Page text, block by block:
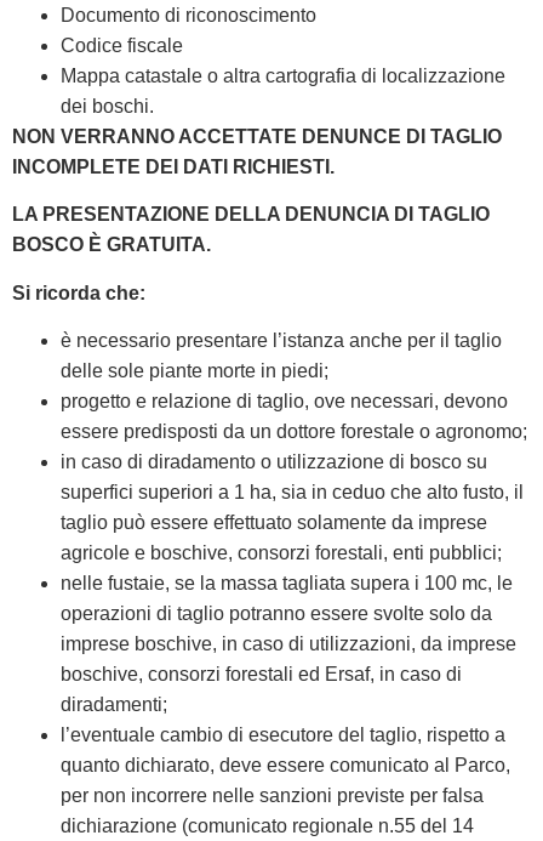
Documento di riconoscimento
Codice fiscale
Mappa catastale o altra cartografia di localizzazione
dei boschi.
NON VERRANNO ACCETTATE DENUNCE DI TAGLIO
INCOMPLETE DEI DATI RICHIESTI.
LA PRESENTAZIONE DELLA DENUNCIA DI TAGLIO
BOSCO È GRATUITA.
Si ricorda che:
è necessario presentare l’istanza anche per il taglio
delle sole piante morte in piedi;
progetto e relazione di taglio, ove necessari, devono
essere predisposti da un dottore forestale o agronomo;
in caso di diradamento o utilizzazione di bosco su
superfici superiori a 1 ha, sia in ceduo che alto fusto, il
taglio può essere effettuato solamente da imprese
agricole e boschive, consorzi forestali, enti pubblici;
nelle fustaie, se la massa tagliata supera i 100 mc, le
operazioni di taglio potranno essere svolte solo da
imprese boschive, in caso di utilizzazioni, da imprese
boschive, consorzi forestali ed Ersaf, in caso di
diradamenti;
l’eventuale cambio di esecutore del taglio, rispetto a
quanto dichiarato, deve essere comunicato al Parco,
per non incorrere nelle sanzioni previste per falsa
dichiarazione (comunicato regionale n.55 del 14